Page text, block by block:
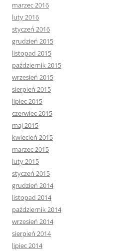
marzec 2016
luty 2016
styczeń 2016
grudzień 2015
listopad 2015
październik 2015
wrzesień 2015
sierpień 2015
lipiec 2015
czerwiec 2015
maj 2015
kwiecień 2015
marzec 2015
luty 2015
styczeń 2015
grudzień 2014
listopad 2014
październik 2014
wrzesień 2014
sierpień 2014
lipiec 2014